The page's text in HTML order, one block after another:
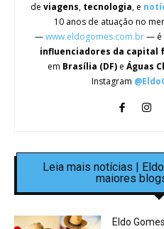
de viagens, tecnologia, e
10 anos de atuação no
—www.eldogomes.com.br— é
influenciadores da capital
em Brasília (DF)e Águas
Instagram
Leia mais notícias |
maiores
Eldo